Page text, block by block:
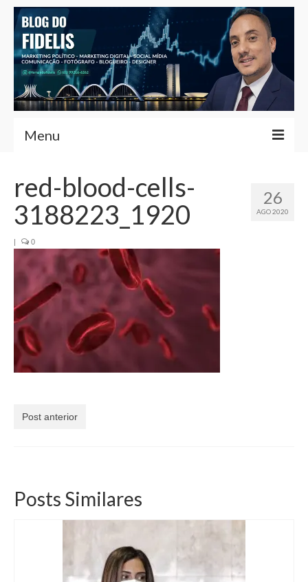
Menu
Fernando Fidelis
Café com Fidelis
Notícias Brasília
Contato
Currículo
26
AGO 2020
red-blood-cells-
3188223_1920
| 0
Post anterior
Posts Similares